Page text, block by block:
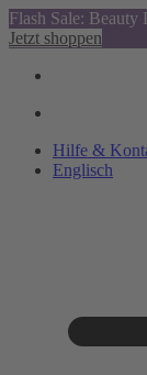
Flash Sale: Beauty
Jetzt shoppen
Hilfe &
Englisch